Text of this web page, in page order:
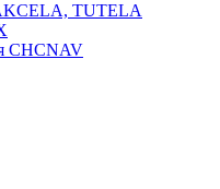
TUTELA
CHCNAV